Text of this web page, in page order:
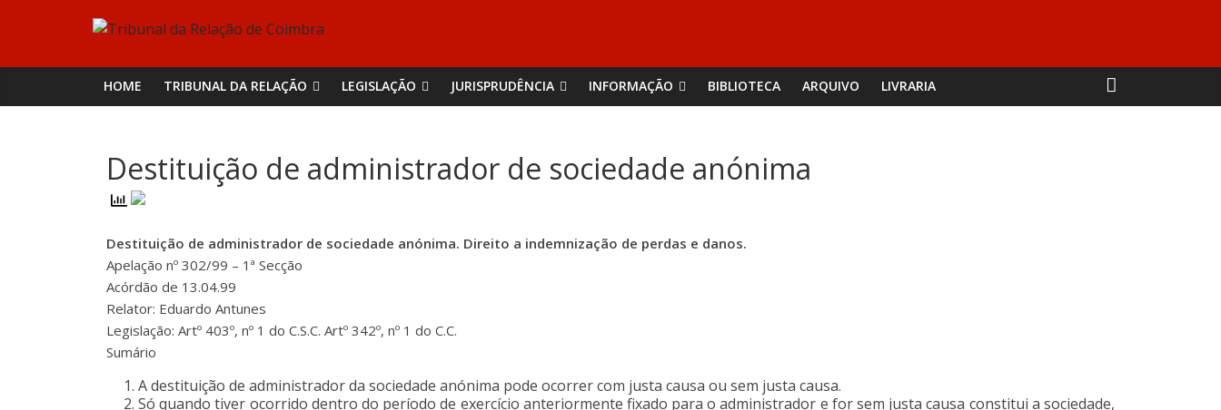
Tribunal
da
de
Coimbra
HOME TRIBUNAL DA RELAÇÃO LEGISLAÇÃO JURISPRUDÊNCIA INFORMAÇÃO BIBLIOTECA ARQUIVO LIVRARIA
Destituição de administrador de sociedade anónima
Destituição de administrador de sociedade anónima. Direito a indemnização de perdas e danos.
Apelação nº 302/99 – 1ª Secção
Acórdão de 13.04.99
Relator: Eduardo Antunes
Legislação: Artº 403º, nº 1 do C.S.C. Artº 342º, nº 1 do C.C.
Sumário
A destituição de administrador da sociedade anónima pode ocorrer com justa causa ou sem justa causa.
Só quando tiver ocorrido dentro do período de exercício anteriormente fixado para o administrador e for sem justa causa constitui a sociedade,